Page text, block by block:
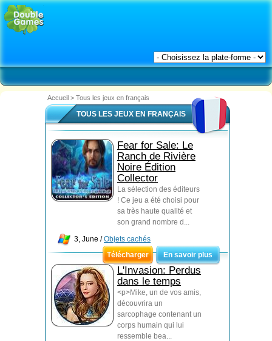
Accueil > Tous les jeux en français
TOUS LES JEUX EN FRANÇAIS
Fear for Sale: Le
Ranch de Rivière
Noire Édition
Collector
La sélection des éditeurs
! Ce jeu a été choisi pour
sa très haute qualité et
son grand nombre d...
3, June /Objets cachés
Télécharger
En savoir plus
L'Invasion: Perdus
dans le temps
<p>Mike, un de vos amis,
découvrira un
sarcophage contenant un
corps humain qui lui
ressemble bea...